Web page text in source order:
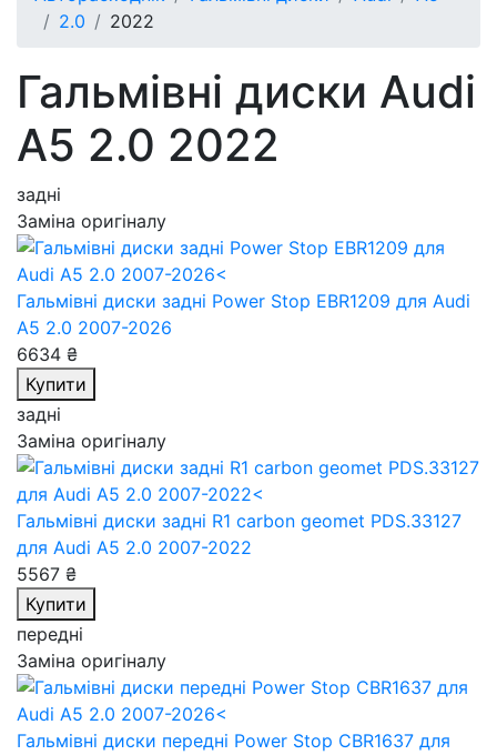
2.0
2022
Гальмівні диски Audi
A5 2.0 2022
задні
Заміна оригіналу
Гальмівні диски задні Power Stop EBR1209 для Audi
A5 2.0 2007-2026
6634 ₴
Купити
задні
Заміна оригіналу
Гальмівні диски задні R1 carbon geomet PDS.33127
для Audi A5 2.0 2007-2022
5567 ₴
Купити
передні
Заміна оригіналу
Гальмівні диски передні Power Stop CBR1637 для